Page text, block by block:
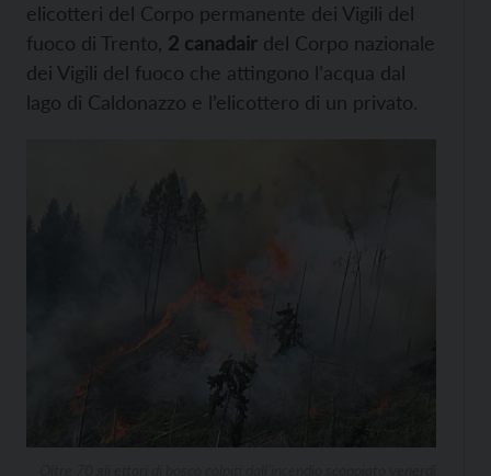
elicotteri del Corpo permanente dei Vigili del
fuoco di Trento, 2 canadair del Corpo nazionale
dei Vigili del fuoco che attingono l’acqua dal
lago di Caldonazzo e l’elicottero di un privato.